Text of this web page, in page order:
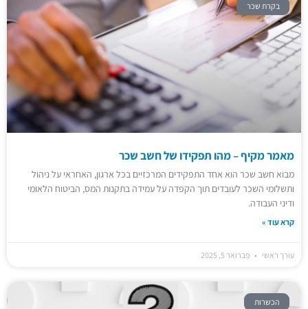
בקרת שכר
מאמר מקיף – מהו תפקידו של חשב שכר
מבוא חשב שכר הוא אחד התפקידים המרכזיים בכל ארגון, האחראי על ניהול
ותשלומי השכר לעובדים תוך הקפדה על עמידה בתקנות המס, הביטוח הלאומי
ודיני העבודה.
קרא עוד »
עורך ראשי פברואר 5, 2025
הכשרות